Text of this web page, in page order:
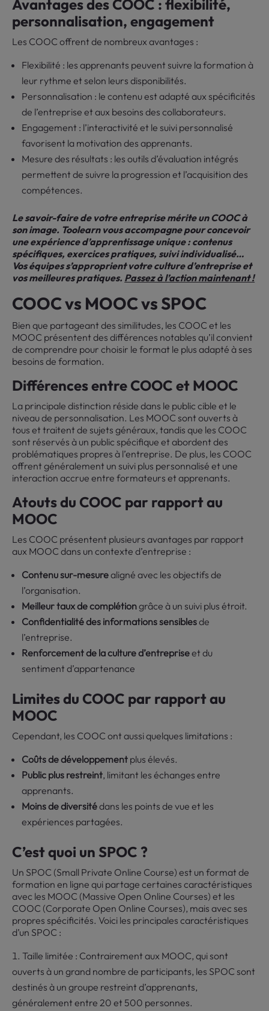
Avantages des COOC : flexibilité,
personnalisation, engagement
Les COOC offrent de nombreux avantages :
Flexibilité : les apprenants peuvent suivre la formation à
leur rythme et selon leurs disponibilités.
Personnalisation : le contenu est adapté aux spécificités
de l’entreprise et aux besoins des collaborateurs.
Engagement : l’interactivité et le suivi personnalisé
favorisent la motivation des apprenants.
Mesure des résultats : les outils d’évaluation intégrés
permettent de suivre la progression et l’acquisition des
compétences.
Le savoir-faire de votre entreprise mérite un COOC à
son image. Toolearn vous accompagne pour concevoir
une expérience d’apprentissage unique : contenus
spécifiques, exercices pratiques, suivi individualisé…
Vos équipes s’approprient votre culture d’entreprise et
vos meilleures pratiques. Passez à l’action maintenant !
COOC vs MOOC vs SPOC
Bien que partageant des similitudes, les COOC et les
MOOC présentent des différences notables qu’il convient
de comprendre pour choisir le format le plus adapté à ses
besoins de formation.
Différences entre COOC et MOOC
La principale distinction réside dans le public cible et le
niveau de personnalisation. Les MOOC sont ouverts à
tous et traitent de sujets généraux, tandis que les COOC
sont réservés à un public spécifique et abordent des
problématiques propres à l’entreprise. De plus, les COOC
offrent généralement un suivi plus personnalisé et une
interaction accrue entre formateurs et apprenants.
Atouts du COOC par rapport au
MOOC
Les COOC présentent plusieurs avantages par rapport
aux MOOC dans un contexte d’entreprise :
Contenu sur-mesurealigné avec les objectifs de
l’organisation.
Meilleur taux de complétiongrâce à un suivi plus étroit.
Confidentialité des informations sensiblesde
l’entreprise.
Renforcement de la culture d’entrepriseet du
sentiment d’appartenance
Limites du COOC par rapport au
MOOC
Cependant, les COOC ont aussi quelques limitations :
Coûts de développement plus élevés.
Public plus restreint, limitant les échanges entre
apprenants.
Moins de diversitédans les points de vue et les
expériences partagées.
C’est quoi un SPOC ?
Un SPOC (Small Private Online Course) est un format de
formation en ligne qui partage certaines caractéristiques
avec les MOOC (Massive Open Online Courses) et les
COOC (Corporate Open Online Courses), mais avec ses
propres spécificités. Voici les principales caractéristiques
d’un SPOC :
Taille limitée : Contrairement aux MOOC, qui sont
ouverts à un grand nombre de participants, les SPOC sont
destinés à un groupe restreint d’apprenants,
généralement entre 20 et 500 personnes.